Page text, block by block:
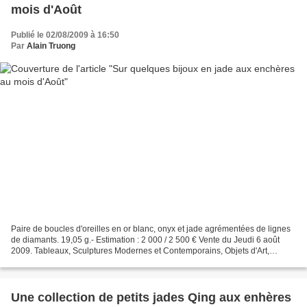
mois d'Août
Publié le 02/08/2009 à 16:50
Par Alain Truong
Paire de boucles d'oreilles en or blanc, onyx et jade agrémentées de lignes
de diamants. 19,05 g.- Estimation : 2 000 / 2 500 € Vente du Jeudi 6 août
2009. Tableaux, Sculptures Modernes et Contemporains, Objets d'Art,
Une collection de petits jades Qing aux enhères